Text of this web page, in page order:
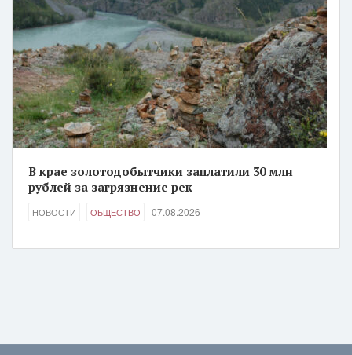
В крае золотодобытчики заплатили 30 млн
рублей за загрязнение рек
НОВОСТИ ОБЩЕСТВО 07.08.2026